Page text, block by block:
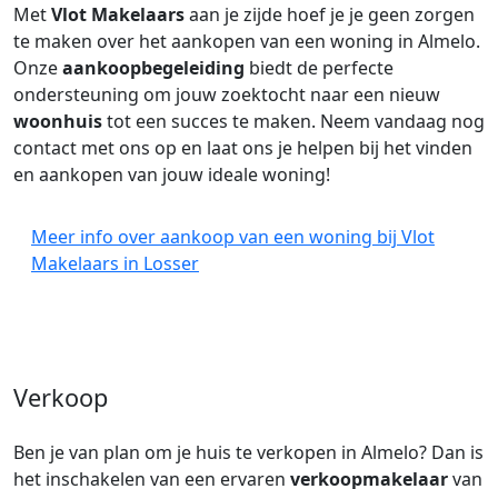
MetVlot Makelaarsaan je zijde hoef je je geen zorgen
te maken over het aankopen van een woning in Almelo.
Onzeaankoopbegeleiding biedt de perfecte
ondersteuning om jouw zoektocht naar een nieuw
woonhuistot een succes te maken. Neem vandaag nog
contact met ons op en laat ons je helpen bij het vinden
en aankopen van jouw ideale woning!
Meer info over aankoop van een woning bij Vlot
Makelaars in Losser
Verkoop
Ben je van plan om je huis te verkopen in Almelo? Dan is
het inschakelen van een ervaren verkoopmakelaarvan